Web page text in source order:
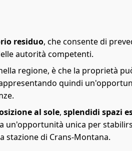
residuo, che consente di
autorità competenti.
regione, è che la proprietà
quindi
al sole, splendidi spazi
un'opportunità unica per
stazione di Crans-Montana.